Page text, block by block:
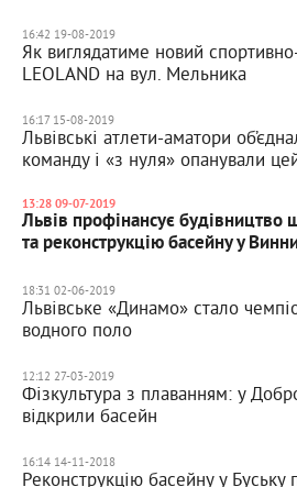
16:42 19-08-2019
Як виглядатиме новий
LEOLAND на вул. Мельника
16:17 15-08-2019
Львівські атлети-аматори
команду і «з нуля» опанували
13:28 09-07-2019
Львів профінансує будівництво
та реконструкцію басейну у
18:31 02-06-2019
Львівське «Динамо» стало
водного поло
12:12 27-03-2019
Фізкультура з плаванням: у
відкрили басейн
16:14 14-11-2018
Реконструкцію басейну у